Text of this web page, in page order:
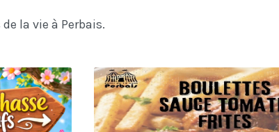
la vie à Perbais.